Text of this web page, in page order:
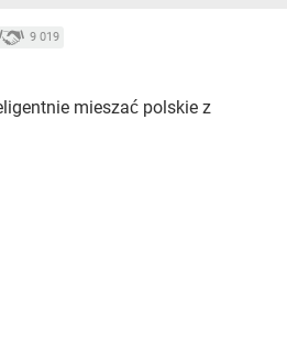
9 019
mieszać polskie z